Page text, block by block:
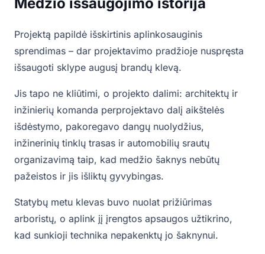
Projektą papildė išskirtinis aplinkosauginis
sprendimas – dar projektavimo pradžioje nuspręsta
išsaugoti sklype augusį brandų klevą.
Jis tapo ne kliūtimi, o projekto dalimi: architektų ir
inžinierių komanda perprojektavo dalį aikštelės
išdėstymo, pakoregavo dangų nuolydžius,
inžinerinių tinklų trasas ir automobilių srautų
organizavimą taip, kad medžio šaknys nebūtų
pažeistos ir jis išliktų gyvybingas.
Statybų metu klevas buvo nuolat prižiūrimas
arboristų, o aplink jį įrengtos apsaugos užtikrino,
kad sunkioji technika nepakenktų jo šaknynui.